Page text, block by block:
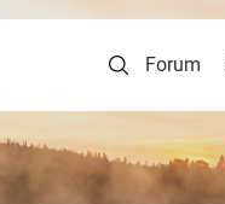
Forum